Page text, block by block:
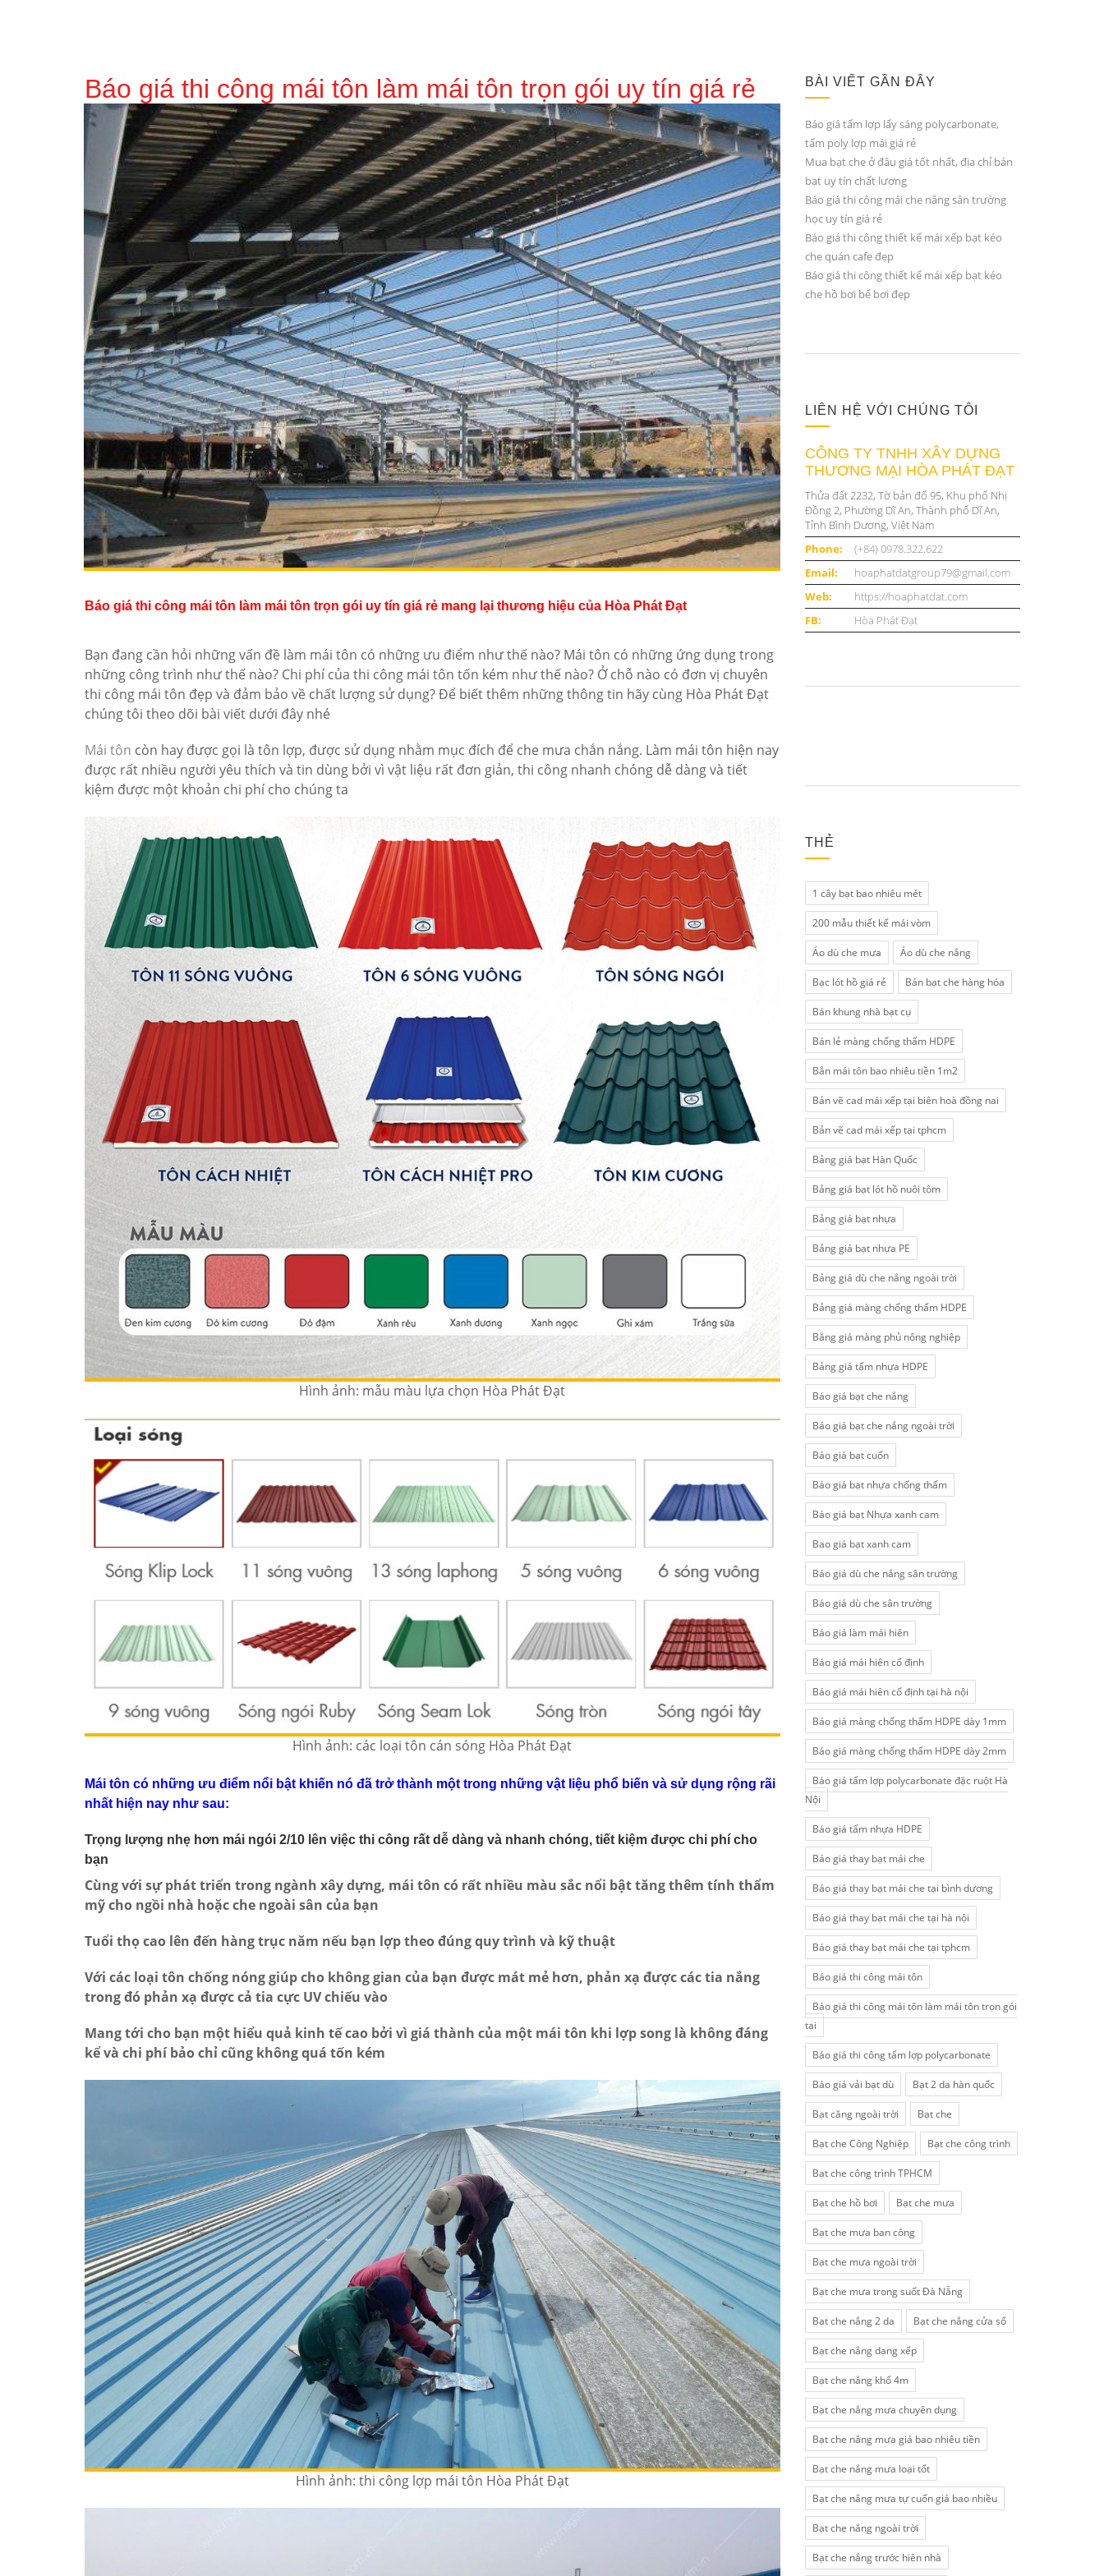
Báo giá thi công mái tôn làm mái tôn trọn gói uy tín giá rẻ
Báo giá thi công mái tôn làm mái tôn trọn gói uy tín giá rẻ mang lại thương hiệu của Hòa Phát Đạt
Bạn đang cần hỏi những vấn đề làm mái tôn có những ưu điểm như thế nào? Mái tôn có những ứng dụng trong
những công trình như thế nào? Chi phí của thi công mái tôn tốn kém như thế nào? Ở chỗ nào có đơn vị chuyên
thi công mái tôn đẹp và đảm bảo về chất lượng sử dụng? Để biết thêm những thông tin hãy cùng Hòa Phát Đạt
chúng tôi theo dõi bài viết dưới đây nhé
Mái tôn còn hay được gọi là tôn lợp, được sử dụng nhằm mục đích để che mưa chắn nắng. Làm mái tôn hiện nay
được rất nhiều người yêu thích và tin dùng bởi vì vật liệu rất đơn giản, thi công nhanh chóng dễ dàng và tiết
kiệm được một khoản chi phí cho chúng ta
Hình ảnh: mẫu màu lựa chọn Hòa Phát Đạt
Hình ảnh: các loại tôn cán sóng Hòa Phát Đạt
Mái tôn có những ưu điểm nổi bật khiến nó đã trở thành một trong những vật liệu phổ biến và sử dụng rộng rãi
nhất hiện nay như sau:
Trọng lượng nhẹ hơn mái ngói 2/10 lên việc thi công rất dễ dàng và nhanh chóng, tiết kiệm được chi phí cho
bạn
Cùng với sự phát triển trong ngành xây dựng, mái tôn có rất nhiều màu sắc nổi bật tăng thêm tính thẩm
mỹ cho ngồi nhà hoặc che ngoài sân của bạn
Tuổi thọ cao lên đến hàng trục năm nếu bạn lợp theo đúng quy trình và kỹ thuật
Với các loại tôn chống nóng giúp cho không gian của bạn được mát mẻ hơn, phản xạ được các tia nắng
trong đó phản xạ được cả tia cực UV chiếu vào
Mang tới cho bạn một hiểu quả kinh tế cao bởi vì giá thành của một mái tôn khi lợp song là không đáng
kể và chi phí bảo chỉ cũng không quá tốn kém
Hình ảnh: thi công lợp mái tôn Hòa Phát Đạt
BÀI VIẾT GẦN ĐÂY
Báo giá tấm lợp lấy sáng polycarbonate,
tấm poly lợp mái giá rẻ
Mua bạt che ở đâu giá tốt nhất, địa chỉ bán
bạt uy tín chất lượng
Báo giá thi công mái che nắng sân trường
học uy tín giá rẻ
Báo giá thi công thiết kế mái xếp bạt kéo
che quán cafe đẹp
Báo giá thi công thiết kế mái xếp bạt kéo
che hồ bơi bể bơi đẹp
LIÊN HỆ VỚI CHÚNG TÔI
CÔNG TY TNHH XÂY DỰNG
THƯƠNG MẠI HÒA PHÁT ĐẠT
Thửa đất 2232, Tờ bản đố 95, Khu phố Nhị
Đồng 2, Phường Dĩ An, Thành phố Dĩ An,
Tỉnh Bình Dương, Việt Nam
Phone:
(+84) 0978.322.622
Email:
hoaphatdatgroup79@gmail.com
Web:
https://hoaphatdat.com
FB:
Hòa Phát Đạt
THẺ
1 cây bạt bao nhiêu mét
200 mẫu thiết kế mái vòm
Áo dù che mưa Áo dù che nắng
Bạc lót hồ giá rẻ Bán bạt che hàng hóa
Bán khung nhà bạt cụ
Bán lẻ màng chống thấm HDPE
Bắn mái tôn bao nhiêu tiền 1m2
Bản vẽ cad mái xếp tại biên hoà đồng nai
Bản vẽ cad mái xếp tại tphcm
Bảng giá bạt Hàn Quốc
Bảng giá bạt lót hồ nuôi tôm
Bảng giá bạt nhựa
Bảng giá bạt nhựa PE
Bảng giá dù che nắng ngoài trời
Bảng giá màng chống thấm HDPE
Bằng giá màng phủ nông nghiệp
Bảng giá tấm nhựa HDPE
Báo giá bạt che nắng
Báo giá bạt che nắng ngoài trời
Báo giá bạt cuốn
Báo giá bạt nhựa chống thấm
Báo giá bạt Nhựa xanh cam
Bao giá bạt xanh cam
Báo giá dù che nắng sân trường
Báo giá dù che sân trường
Báo giá làm mái hiên
Báo giá mái hiên cố định
Báo giá mái hiên cố định tại hà nội
Báo giá màng chống thấm HDPE dày 1mm
Báo giá màng chống thấm HDPE dày 2mm
Báo giá tấm lợp polycarbonate đặc ruột Hà
Nội
Báo giá tấm nhựa HDPE
Báo giá thay bạt mái che
Báo giá thay bạt mái che tại bình dương
Báo giá thay bạt mái che tại hà nội
Báo giá thay bạt mái che tại tphcm
Báo giá thi công mái tôn
Báo giá thi công mái tôn làm mái tôn trọn gói
tại
Báo giá thi công tấm lợp polycarbonate
Báo giá vải bạt dù Bạt 2 da hàn quốc
Bạt căng ngoài trời Bạt che
Bạt che Công Nghiệp Bạt che công trình
Bạt che công trình TPHCM
Bạt che hồ bơi Bạt che mưa
Bạt che mưa ban công
Bạt che mưa ngoài trời
Bạt che mưa trong suốt Đà Nẵng
Bạt che nắng 2 da Bạt che nắng cửa sổ
Bạt che nắng dạng xếp
Bạt che nắng khổ 4m
Bạt che nắng mưa chuyên dụng
Bạt che nắng mưa giá bao nhiêu tiền
Bạt che nắng mưa loại tốt
Bạt che nắng mưa tự cuốn giá bao nhiều
Bạt che nắng ngoài trời
Bạt che nắng trước hiên nhà